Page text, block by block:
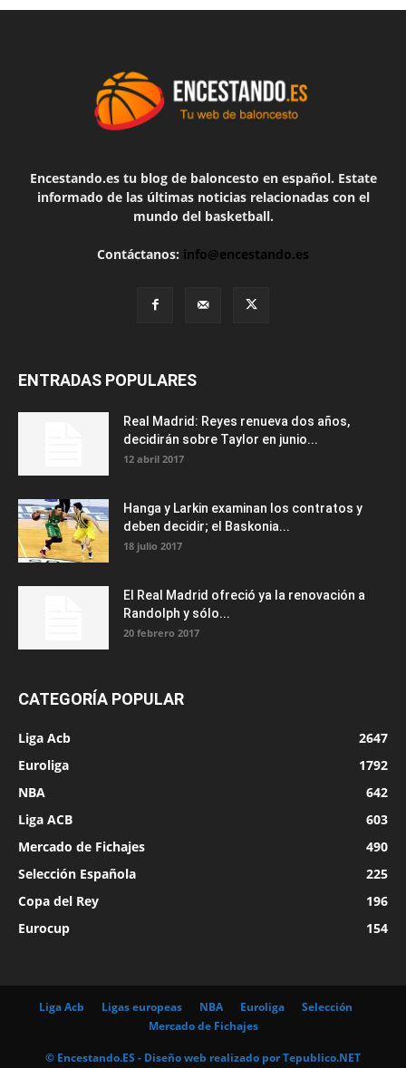
Encestando.es tu blog de baloncesto en español. Estate
informado de las últimas noticias relacionadas con el
mundo del basketball.
Contáctanos: info@encestando.es
ENTRADAS POPULARES
Real Madrid: Reyes renueva dos años,
decidirán sobre Taylor en junio...
12 abril 2017
Hanga y Larkin examinan los contratos y
deben decidir; el Baskonia...
18 julio 2017
El Real Madrid ofreció ya la renovación a
Randolph y sólo...
20 febrero 2017
CATEGORÍA POPULAR
Liga Acb
2647
Euroliga
1792
NBA
642
Liga ACB
603
Mercado de Fichajes
490
Selección Española
225
Copa del Rey
196
Eurocup
154
Liga Acb Ligas europeas NBA Euroliga
Selección
Mercado de Fichajes
© Encestando.ES - Diseño web realizado porTepublico.NET